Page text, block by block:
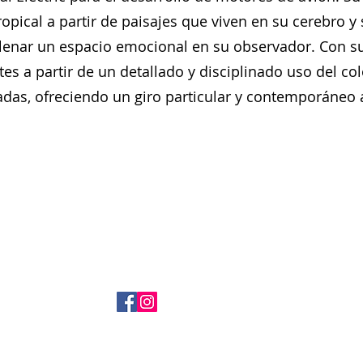
a partir de paisajes que viven en su cerebro
un espacio emocional en su observador. Con
a partir de un detallado y disciplinado uso del
ofreciendo un giro particular y